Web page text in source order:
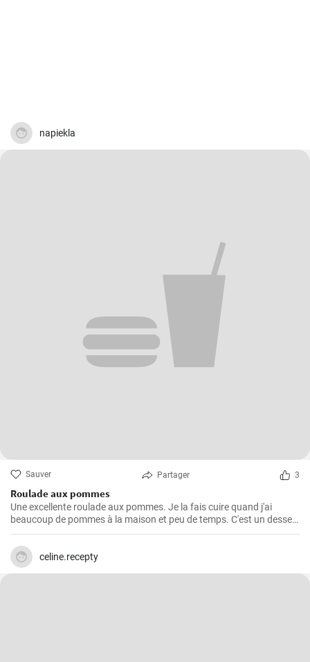
napiekla
Sauver Partager 3
Roulade aux pommes
Une excellente roulade aux pommes. Je la fais cuire quand j'ai
beaucoup de pommes à la maison et peu de temps. C'est un dessert
rapide et facile qui plait toujours.
celine.recepty